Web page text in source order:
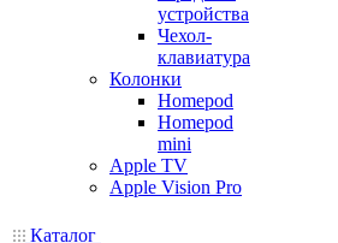
устройства
Чехол-
клавиатура
Колонки
Homepod
Homepod
mini
Apple TV
Apple Vision Pro
Каталог